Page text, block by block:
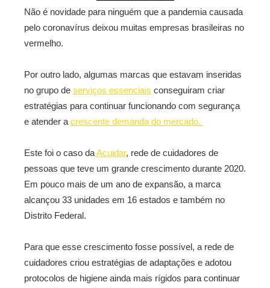
Não é novidade para ninguém que a pandemia causada
pelo coronavírus deixou muitas empresas brasileiras no
vermelho.
Por outro lado, algumas marcas que estavam inseridas
no grupo de serviços essenciais conseguiram criar
estratégias para continuar funcionando com segurança
e atender a crescente demanda do mercado.
Este foi o caso daAcuidar, rede de cuidadores de
pessoas que teve um grande crescimento durante 2020.
Em pouco mais de um ano de expansão, a marca
alcançou 33 unidades em 16 estados e também no
Distrito Federal.
Para que esse crescimento fosse possível, a rede de
cuidadores criou estratégias de adaptações e adotou
protocolos de higiene ainda mais rígidos para continuar